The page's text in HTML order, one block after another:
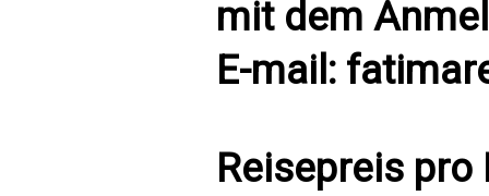
mit dem
E-mail:
Reisepreis